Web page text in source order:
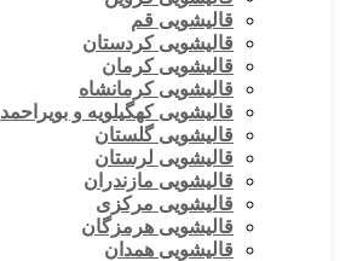
قالیشویی قم
قالیشویی کردستان
قالیشویی کرمان
قالیشویی کرمانشاه
قالیشویی کهگیلویه و بویراحمد
قالیشویی گلستان
قالیشویی لرستان
قالیشویی مازندران
قالیشویی مرکزی
قالیشویی هرمزگان
قالیشویی همدان